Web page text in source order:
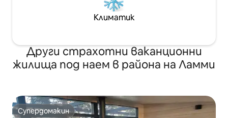
Климатик
Други страхотни ваканционни
жилища под наем в района на Ламми
Супердомакин
Супердомакин